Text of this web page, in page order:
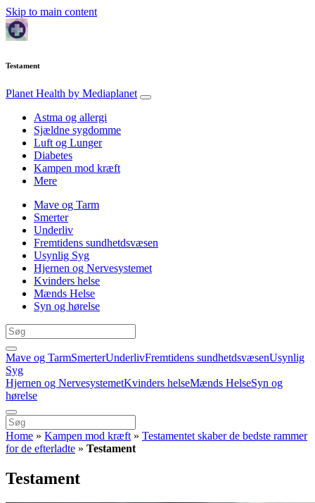
Skip to main content
Testament
Planet Health by Mediaplanet
Astma og allergi
Sjældne sygdomme
Luft og Lunger
Diabetes
Kampen mod kræft
Mere
Mave og Tarm
Smerter
Underliv
Fremtidens sundhetdsvæsen
Usynlig Syg
Hjernen og Nervesystemet
Kvinders helse
Mænds Helse
Syn og hørelse
Mave og TarmSmerterUnderlivFremtidens sundhetdsvæsenUsynlig
Syg
Hjernen og NervesystemetKvinders helseMænds HelseSyn og
hørelse
Home » Kampen mod kræft » Testamentet skaber de bedste rammer
for de efterladte » Testament
Testament